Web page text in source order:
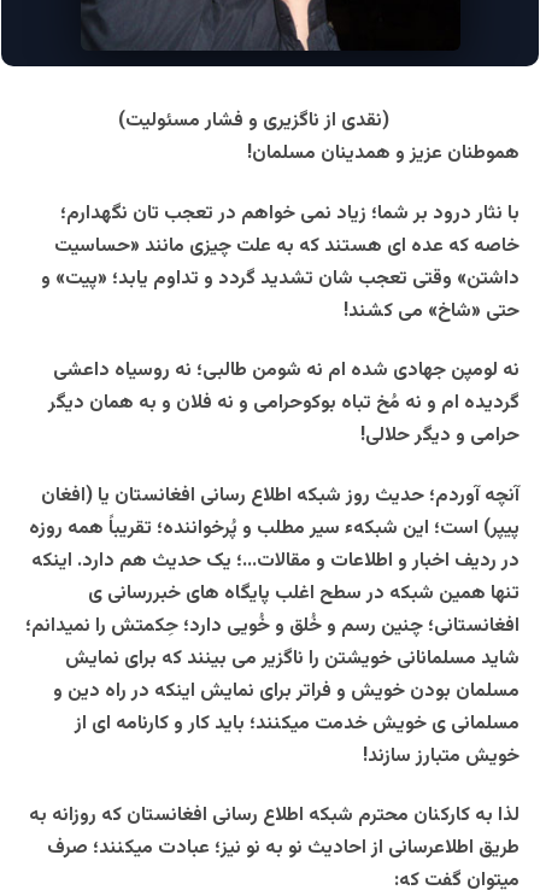
(نقدی از ناگزیری و فشار مسئولیت)
هموطنان عزیز و همدینان مسلمان!
با نثار درود بر شما؛ زیاد نمی خواهم در تعجب تان نگهدارم؛
خاصه که عده ای هستند که به علت چیزی مانند «حساسیت
داشتن» وقتی تعجب شان تشدید گردد و تداوم یابد؛ «پیت» و
حتی «شاخ» می کشند!
نه لومپن جهادی شده ام نه شومن طالبی؛ نه روسیاه داعشی
گردیده ام و نه مُخ تباه بوکوحرامی و نه فلان و به همان دیگر
حرامی و دیگر حلالی!
آنچه آوردم؛ حدیث روز شبکه اطلاع رسانی افغانستان یا (افغان
پیپر) است؛ این شبکهء سیر مطلب و پُرخواننده؛ تقریباً همه روزه
در ردیف اخبار و اطلاعات و مقالات…؛ یک حدیث هم دارد. اینکه
تنها همین شبکه در سطح اغلب پایگاه های خبررسانی ی
افغانستانی؛ چنین رسم و خُلق و خُویی دارد؛ حِکمتش را نمیدانم؛
شاید مسلمانانی خویشتن را ناگزیر می بینند که برای نمایش
مسلمان بودن خویش و فراتر برای نمایش اینکه در راه دین و
مسلمانی ی خویش خدمت میکنند؛ باید کار و کارنامه ای از
خویش متبارز سازند!
لذا به کارکنان محترم شبکه اطلاع رسانی افغانستان که روزانه به
طریق اطلاعرسانی از احادیث نو به نو نیز؛ عبادت میکنند؛ صرف
میتوان گفت که: